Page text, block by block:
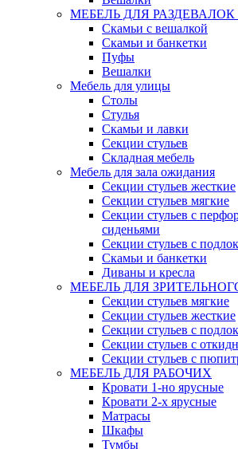
МЕБЕЛЬ ДЛЯ РАЗДЕВАЛОК
Скамьи с вешалкой
Скамьи и банкетки
Пуфы
Вешалки
Мебель для улицы
Столы
Стулья
Скамьи и лавки
Секции стульев
Складная мебель
Мебель для зала ожидания
Секции стульев жесткие
Секции стульев мягкие
Секции стульев с
сиденьями
Секции стульев с
Скамьи и банкетки
Диваны и кресла
МЕБЕЛЬ ДЛЯ
Секции стульев мягкие
Секции стульев жесткие
Секции стульев с
Секции стульев с
Секции стульев с
МЕБЕЛЬ ДЛЯ РАБОЧИХ
Кровати 1-но ярусные
Кровати 2-х ярусные
Матрасы
Шкафы
Тумбы